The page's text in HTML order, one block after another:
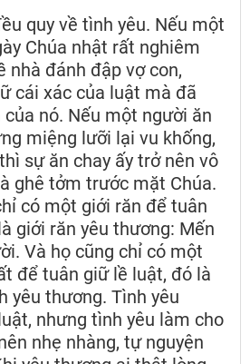
quy về tình yêu. Nếu một
Chúa nhật rất nghiêm
nhà đánh đập vợ con,
cái xác của luật mà đã
nó. Nếu một người ăn
miệng lưỡi lại vu khống,
sự ăn chay ấy trở nên vô
ghê tởm trước mặt Chúa.
có một giới răn để tuân
giới răn yêu thương: Mến
Và họ cũng chỉ có một
để tuân giữ lề luật, đó là
yêu thương. Tình yêu
nhưng tình yêu làm cho
nhẹ nhàng, tự nguyện